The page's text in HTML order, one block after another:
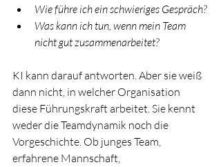
Wie führe ich ein schwieriges Gespräch?
Was kann ich tun, wenn mein Team
nicht gut zusammenarbeitet?
KI kann darauf antworten. Aber sie weiß
dann nicht, in welcher Organisation
diese Führungskraft arbeitet. Sie kennt
weder die Teamdynamik noch die
Vorgeschichte. Ob junges Team,
erfahrene Mannschaft,